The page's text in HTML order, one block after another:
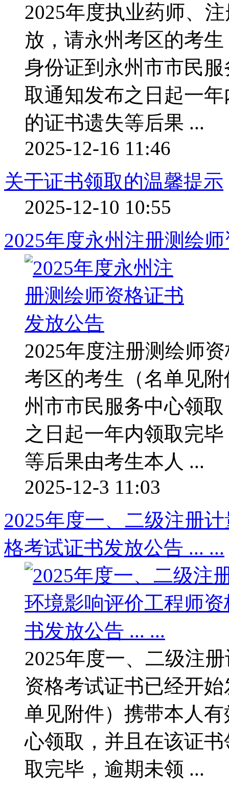
2025年度执业药师、
放，请永州考区的考
身份证到永州市市民
取通知发布之日起一
的证书遗失等后果 ...
2025-12-16 11:46
关于证书领取的温馨提示
2025-12-10 10:55
2025年度永州注册测绘
2025年度注册测绘师
考区的考生（名单见
州市市民服务中心领
之日起一年内领取完
等后果由考生本人 ...
2025-12-3 11:03
2025年度一、二级注册
格考试证书发放公告 ... ...
2025年度一、二级注
资格考试证书已经开
单见附件）携带本人
心领取，并且在该证
取完毕，逾期未领 ...